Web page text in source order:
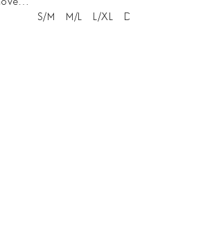
S/M
M/L L/XL Dĺžka na mieru